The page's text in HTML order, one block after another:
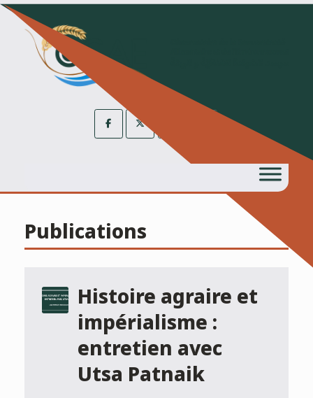
Skip
content
Publications
Histoire agraire et
impérialisme :
entretien avec
Utsa Patnaik